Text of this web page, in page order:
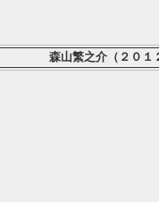
森山繁之介（２０１